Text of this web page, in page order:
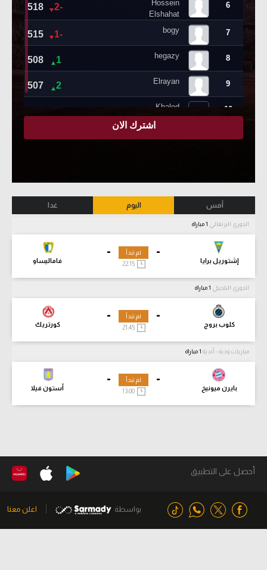
أمس اليوم غدا
الدوري البرتغالي
-
إشتوريل برايا
-
فاماليساو
لم تبدأ
22:15
الدوري البلجيكي
-
كلوب بروج
-
كورتريك
لم تبدأ
21:45
مباريات ودية - أندية
-
بايرن ميونيخ
-
أستون فيلا
لم تبدأ
13:00
أحصل على التطبيق
بواسطة اعلن معنا